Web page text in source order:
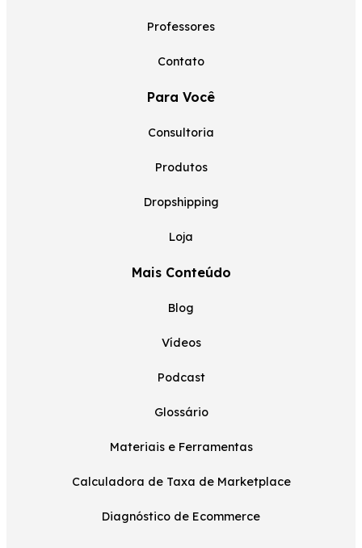
Professores
Contato
Para Você
Consultoria
Produtos
Dropshipping
Loja
Mais Conteúdo
Blog
Vídeos
Podcast
Glossário
Materiais e Ferramentas
Calculadora de Taxa de Marketplace
Diagnóstico de Ecommerce